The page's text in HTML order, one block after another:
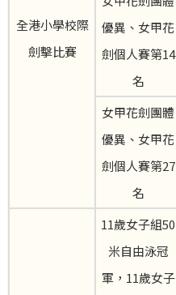
全港小學校際
劍擊比賽
優異、女甲花
劍個人賽第14
名
女甲花劍團體
優異、女甲花
劍個人賽第27
名
11歲女子組50
米自由泳冠
軍，11歲女子